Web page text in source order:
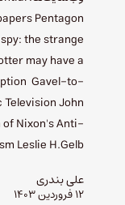
Pentagon
the strange
may have a
Gavel-to-
John
of Nixon's Anti-
Leslie H.Gelb…
علی بندری
۱۲ فروردین ۱۴۰۳